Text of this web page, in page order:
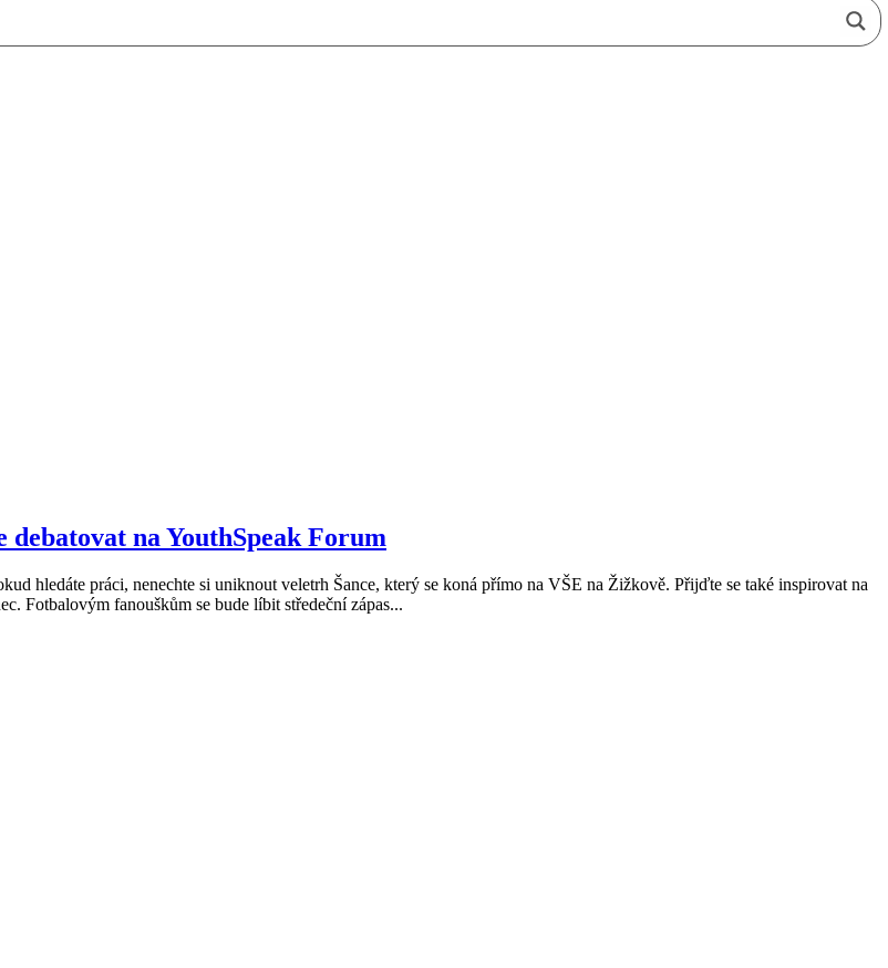
na YouthSpeak Forum
hledáte práci, nenechte si uniknout veletrh Šance, který se koná přímo na VŠE na Žižkově. Přijďte se také inspirovat na
Fotbalovým fanouškům se bude líbit středeční zápas...